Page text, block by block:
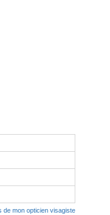
de mon opticien visagiste